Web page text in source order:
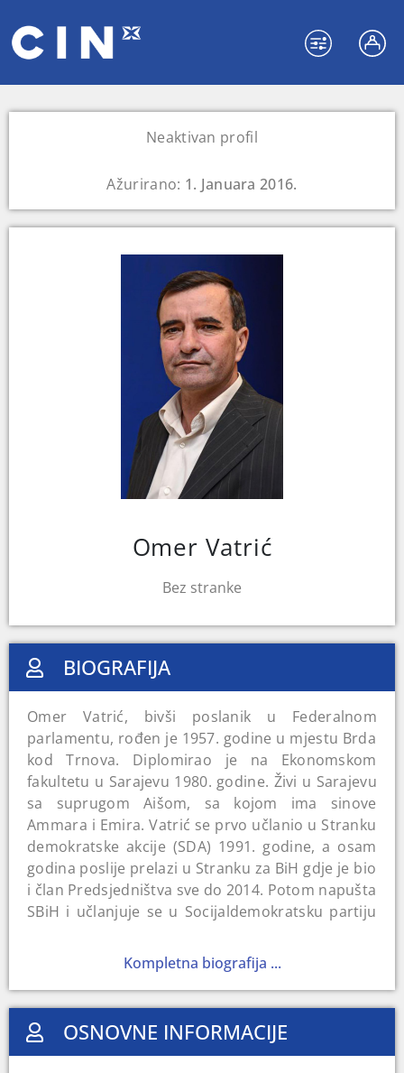
Neaktivan profil
Ažurirano: 1. Januara 2016.
Omer Vatrić
Bez stranke
BIOGRAFIJA
Omer Vatrić, bivši poslanik u Federalnom
parlamentu, rođen je 1957. godine u mjestu Brda
kod Trnova. Diplomirao je na Ekonomskom
fakultetu u Sarajevu 1980. godine. Živi u Sarajevu
sa suprugom Aišom, sa kojom ima sinove
Ammara i Emira. Vatrić se prvo učlanio u Stranku
demokratske akcije (SDA) 1991. godine, a osam
godina poslije prelazi u Stranku za BiH gdje je bio
i član Predsjedništva sve do 2014. Potom napušta
SBiH i učlanjuje se u Socijaldemokratsku partiju
Radio je u Republičkom zavodu za statistiku BiH i
Famosu te kao sekretar za privredu u Općini
Trnovo od 1991. do 1995. Te godine postat će i
načelnik općine. Kratko je bio zamjenik ministra
za rad i socijalnu politiku te ministar za
Kompletna biografija ...
OSNOVNE INFORMACIJE